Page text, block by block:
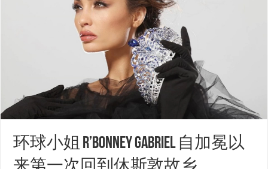
环球小姐 R’Bonney Gabriel 自加冕以